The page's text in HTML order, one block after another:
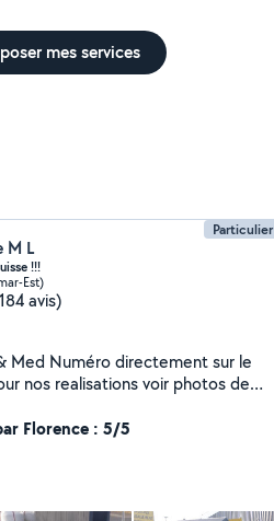
mes services
Particulier
M L
!!!
Est)
avis)
nos realisations voir photos de "
et meuble. - Rénovation et
- Pose de parquet et sols
jardin. - Volets roulants. - Pose de
Florence : 5/5